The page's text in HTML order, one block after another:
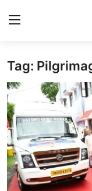
Login
🏔️ स्थानीय समाचार
🗳️ राजनीति
🏞️ पर्यटन और संस्कृति
Tag: